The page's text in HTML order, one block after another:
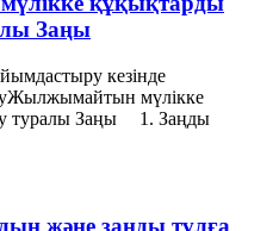
Заңы
кезінде
мүлікке
туралы Заңы 1. Заңды
және заңды тұлға